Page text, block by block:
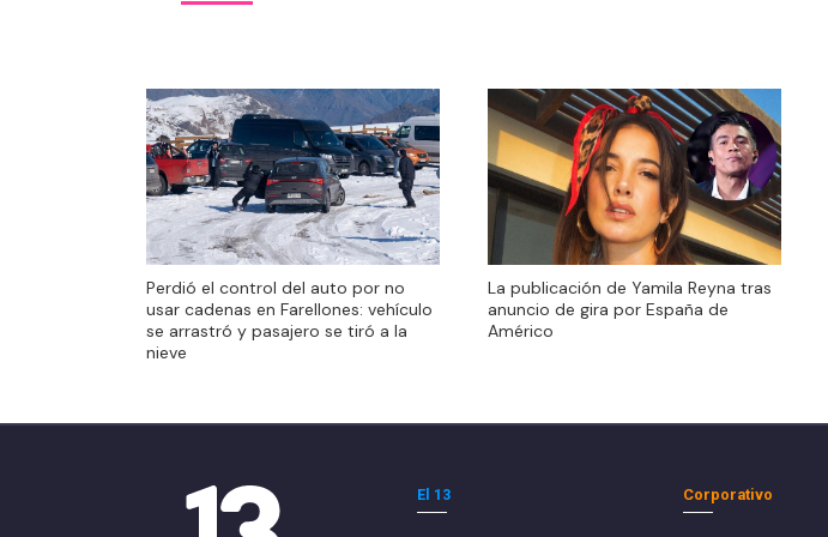
usar cadenas en Farellones: vehículo
se arrastró y pasajero se tiró a la
nieve
Perdió el control del auto por no
usar cadenas en Farellones: vehículo
se arrastró y pasajero se tiró a la
nieve
La publicación de Yamila Reyna tras
anuncio de gira por España de
Américo
El 13 Corporativo